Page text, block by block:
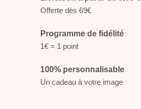
Offerte dès 69€
Programme de fidélité
1€ = 1 point
100% personnalisable
Un cadeau à votre image